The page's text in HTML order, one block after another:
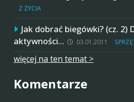
Z ŻYCIA
Jak dobrać biegówki? (cz. 2)
aktywności…
03.01.2011
więcej na ten temat >
Komentarze